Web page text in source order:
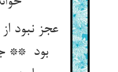
عجز نبود
بود **